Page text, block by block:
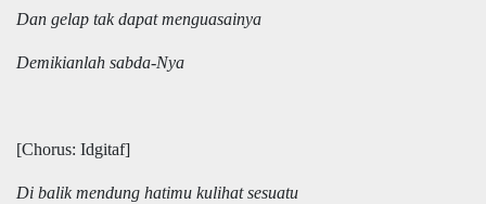
Dan gelap tak dapat menguasainya
Demikianlah sabda-Nya
[Chorus: Idgitaf]
Di balik mendung hatimu kulihat sesuatu